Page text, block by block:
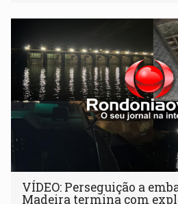
bolo e canto de parabéns
VÍDEO: Perseguição a
Madeira termina com